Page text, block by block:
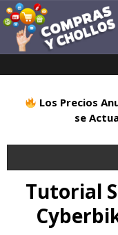
Los Precios
se
Inicio
Alimentación
Tutorial